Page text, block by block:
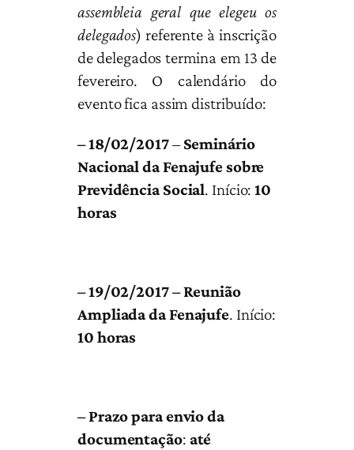
assembleia geral que elegeu os
delegados) referente à inscrição
de delegados termina em 13 de
fevereiro. O calendário do
evento fica assim distribuído:
– 18/02/2017–Seminário
Nacional da Fenajufe sobre
Previdência Social. Início:10
horas
– 19/02/2017 – Reunião
Ampliada da Fenajufe. Início:
10 horas
– Prazo para envio da
documentação: até